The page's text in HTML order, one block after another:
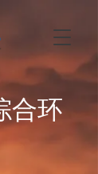
合环